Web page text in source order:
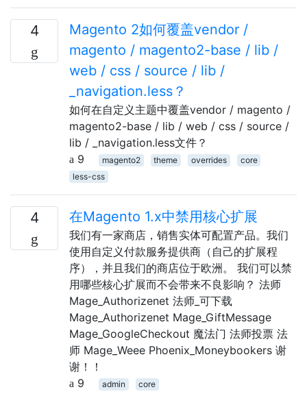
4
Magento 2如何覆盖vendor /
magento / magento2-base / lib /
web / css / source / lib /
_navigation.less？
如何在自定义主题中覆盖vendor / magento /
magento2-base / lib / web / css / source /
lib / _navigation.less文件？
9
magento2 theme overrides
core
less-css
4 在Magento 1.x中禁用核心扩展
我们有一家商店，销售实体可配置产品。我们
使用自定义付款服务提供商（自己的扩展程
序），并且我们的商店位于欧洲。 我们可以禁
用哪些核心扩展而不会带来不良影响？ 法师
Mage_Authorizenet 法师_可下载
Mage_Authorizenet Mage_GiftMessage
Mage_GoogleCheckout 魔法门 法师投票 法
师 Mage_Weee Phoenix_Moneybookers 谢
谢！！
9
admin core